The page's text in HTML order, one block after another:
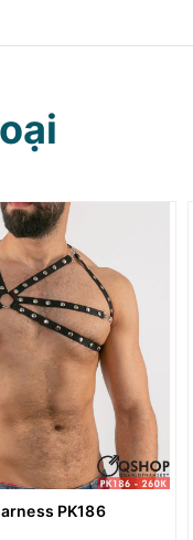
PK186